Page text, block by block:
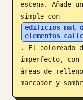
escena. Añade
simple con
edificios mal
elementos
. El coloreado
imperfecto,
áreas de
marcador y